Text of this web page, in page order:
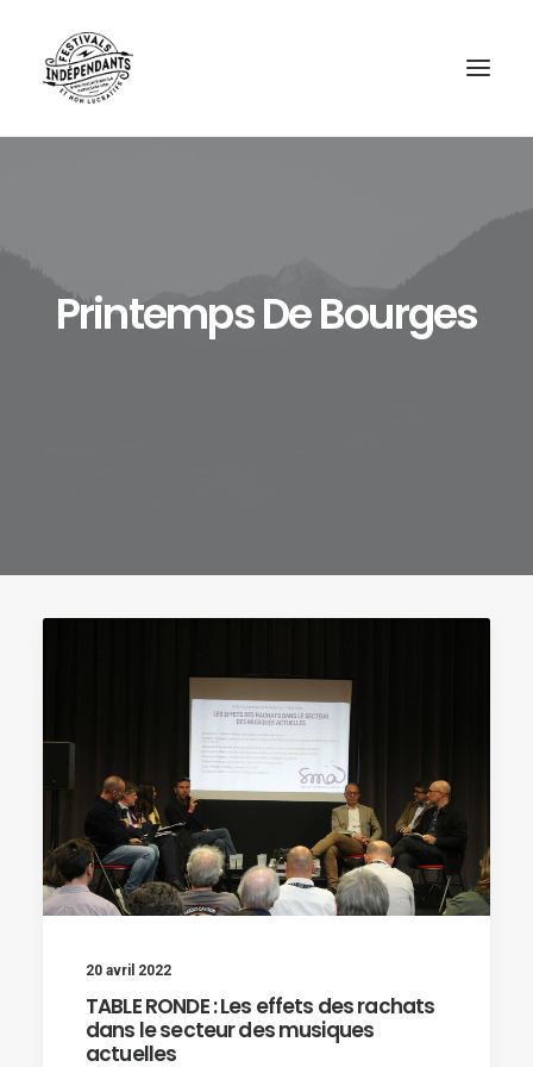
Printemps De Bourges
20 avril 2022
TABLE RONDE : Les effets des rachats
dans le secteur des musiques
actuelles